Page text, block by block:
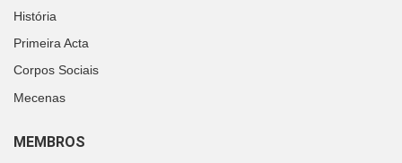
História
Primeira Acta
Corpos Sociais
Mecenas
MEMBROS